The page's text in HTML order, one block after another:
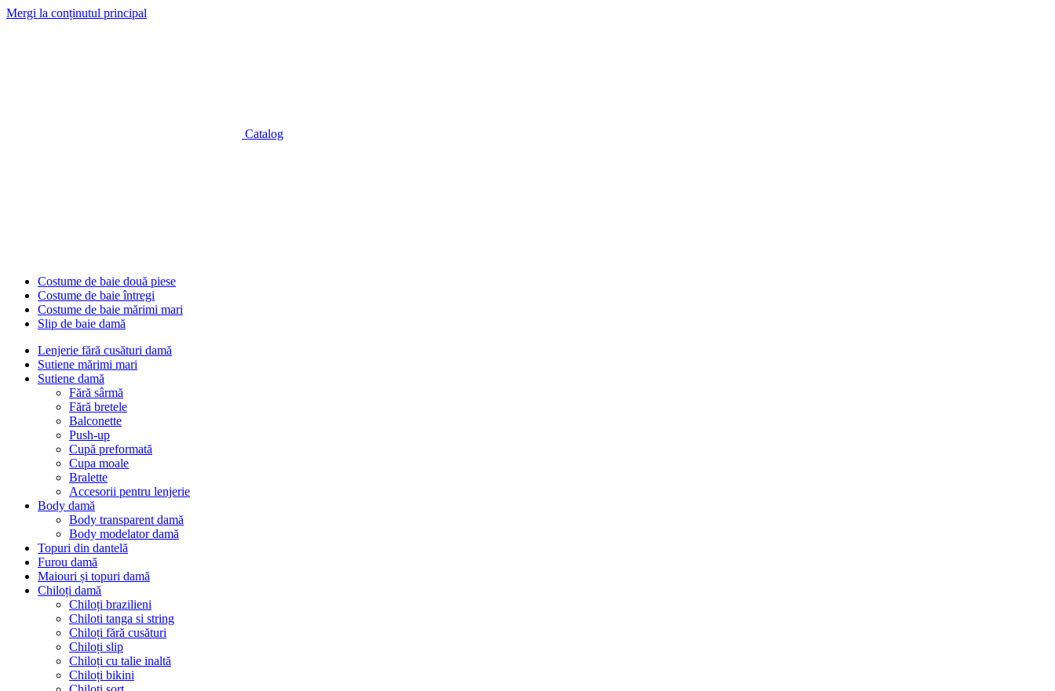
Mergi la conținutul principal
Catalog
Costume de baie două piese
Costume de baie întregi
Costume de baie mărimi mari
Slip de baie damă
Lenjerie fără cusături damă
Sutiene mărimi mari
Sutiene damă
Fără sârmă
Fără bretele
Balconette
Push-up
Сupă preformată
Cupa moale
Bralette
Accesorii pentru lenjerie
Body damă
Body transparent damă
Body modelator damă
Topuri din dantelă
Furou damă
Maiouri și topuri damă
Chiloți damă
Chiloți brazilieni
Chiloti tanga si string
Chiloți fără cusături
Chiloți slip
Chiloți cu talie inaltă
Chiloți bikini